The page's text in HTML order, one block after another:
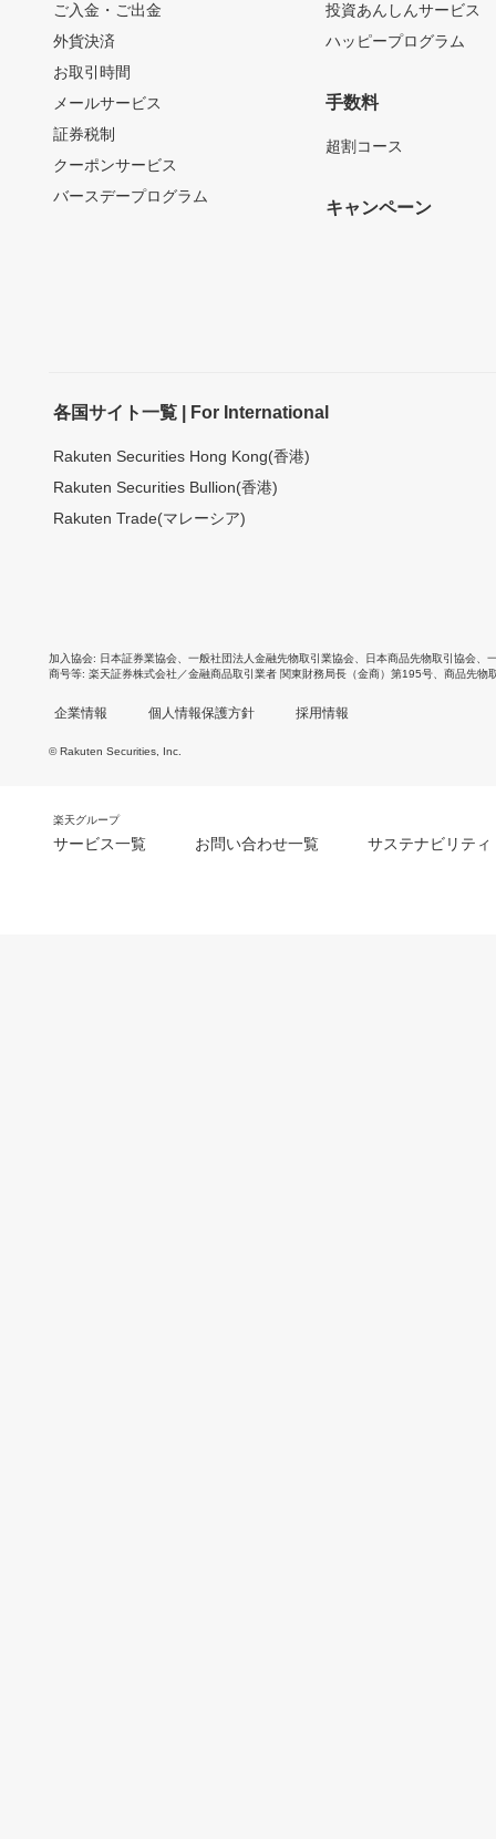
ご入金・ご出金
外貨決済
お取引時間
メールサービス
証券税制
クーポンサービス
バースデープログラム
投資あんしんサービス
ハッピープログラム
手数料
超割コース
キャンペーン
各国サイト一覧 | For International
Rakuten Securities Hong Kong(香港)
Rakuten Securities Bullion(香港)
Rakuten Trade(マレーシア)
加入協会 日本証券業協会、 一般社団法人金融先物取引業協会、 日本商品先物取引協会、
商号等 楽天証券株式会社／金融商品取引業者 関東財務局長（金商）第195号、商品先物
企業情報 個人情報保護方針 採用情報
© Rakuten Securities, Inc.
楽天グループ
サービス一覧 お問い合わせ一覧 サステナビリティ